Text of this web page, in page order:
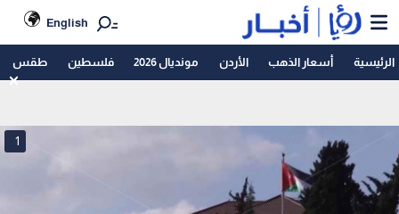
English
الرئيسية أسعار الذهب الأردن مونديال 2026 فلسطين طقس
1